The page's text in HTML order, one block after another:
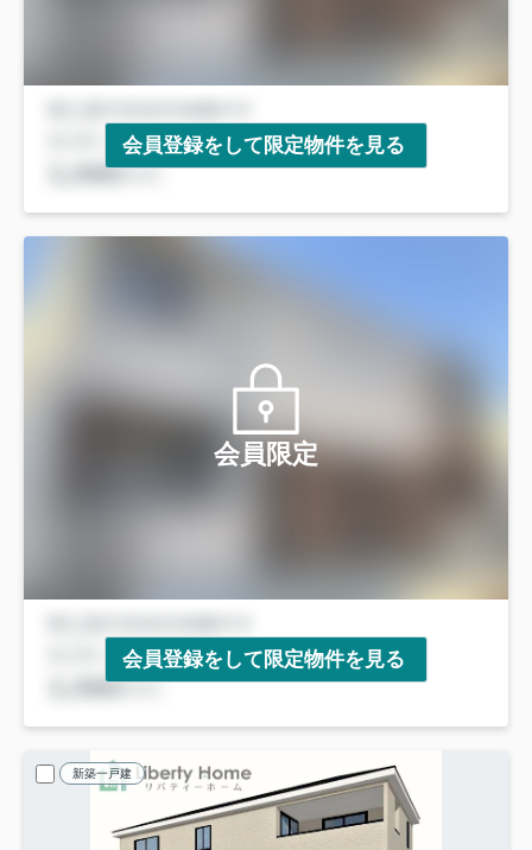
会員登録をして限定物件を見る
会員限定
会員登録をして限定物件を見る
新築一戸建